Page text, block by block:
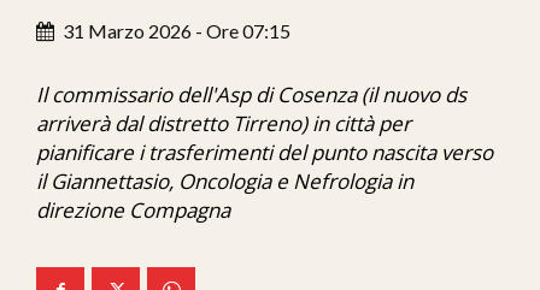
Ita-Mondo
C7 Play
We Calabria
Mix Zone
31 Marzo 2026 - Ore 07:15
Il commissario dell'Asp di Cosenza (il nuovo ds
arriverà dal distretto Tirreno) in città per
pianificare i trasferimenti del punto nascita verso
il Giannettasio, Oncologia e Nefrologia in
direzione Compagna